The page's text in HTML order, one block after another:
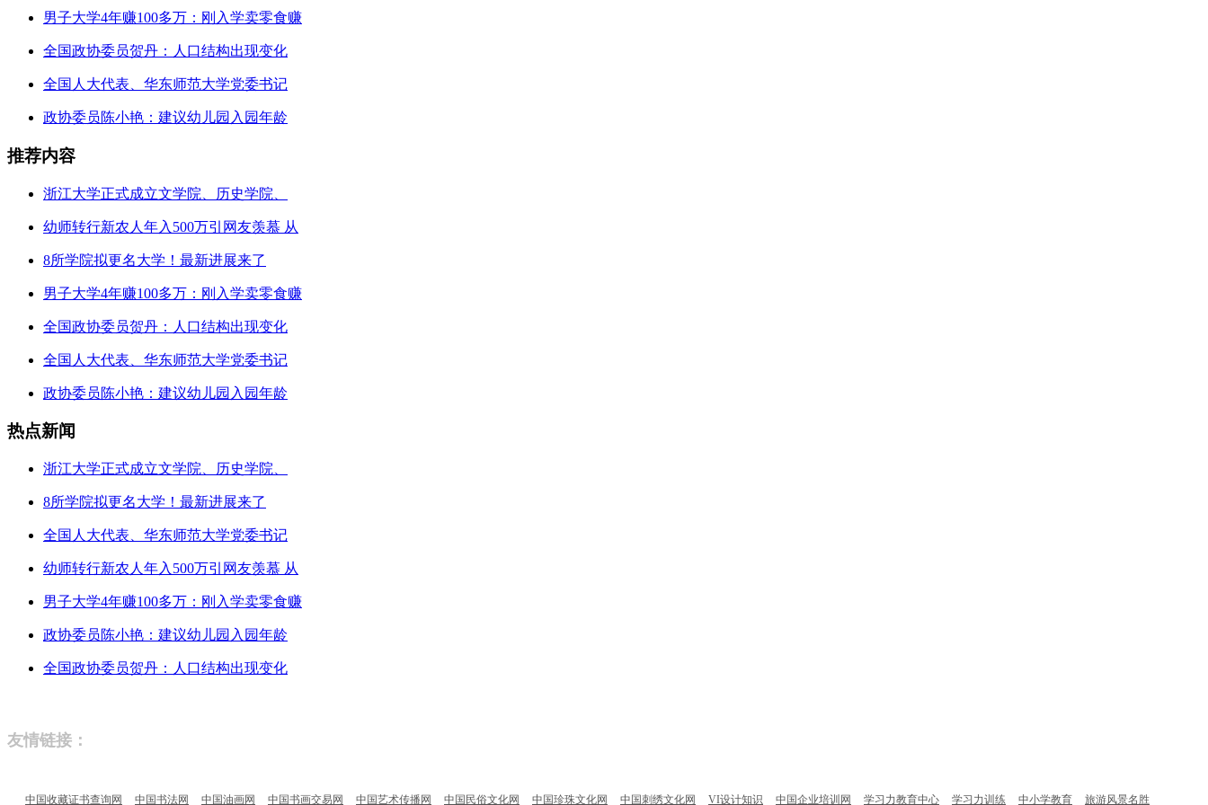
男子大学4年赚100多万：刚入学卖零食赚
全国政协委员贺丹：人口结构出现变化
全国人大代表、华东师范大学党委书记
政协委员陈小艳：建议幼儿园入园年龄
推荐内容
浙江大学正式成立文学院、历史学院、
幼师转行新农人年入500万引网友羡慕 从
8所学院拟更名大学！最新进展来了
男子大学4年赚100多万：刚入学卖零食赚
全国政协委员贺丹：人口结构出现变化
全国人大代表、华东师范大学党委书记
政协委员陈小艳：建议幼儿园入园年龄
热点新闻
浙江大学正式成立文学院、历史学院、
8所学院拟更名大学！最新进展来了
全国人大代表、华东师范大学党委书记
幼师转行新农人年入500万引网友羡慕 从
男子大学4年赚100多万：刚入学卖零食赚
政协委员陈小艳：建议幼儿园入园年龄
全国政协委员贺丹：人口结构出现变化
友情链接：
中国收藏证书查询网 中国书法网 中国油画网 中国书画交易网 中国艺术传播网 中国民俗文化网 中国珍珠文化网 中国刺绣文化网 VI设计知识 中国企业培训网 学习力教育中心 学习力训练 中小学教育 旅游风景名胜